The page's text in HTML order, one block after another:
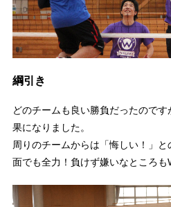
綱引き
どのチームも良い勝負だったので
果になりました。
周りのチームからは「悔しい！」
面でも全力！負けず嫌いなところも